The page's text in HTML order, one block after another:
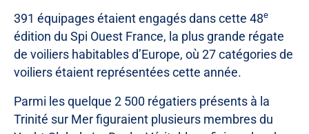
391 équipages étaient engagés dans cette 48e
édition du Spi Ouest France, la plus grande régate
de voiliers habitables d’Europe, où 27 catégories de
voiliers étaient représentées cette année.
Parmi les quelque 2 500 régatiers présents à la
Trinité sur Mer figuraient plusieurs membres du